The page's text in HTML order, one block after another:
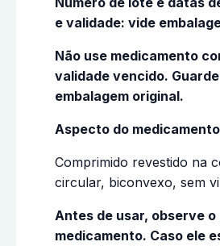
e validade: vide
Não use medicamento
validade vencido.
embalagem original.
Aspecto do
Comprimido revestido na
circular, biconvexo, sem
Antes de usar, observe
medicamento. Caso ele